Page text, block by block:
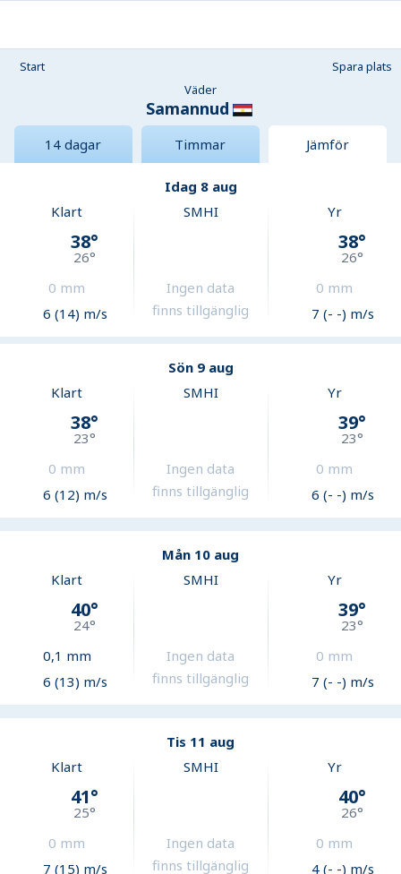
Start
Spara plats
Väder
Samannud
14 dagar Timmar Jämför
Idag 8 aug
Klart
38°
26°
0 mm
6 (14) m/s
SMHI
Ingen data
finns tillgänglig
Yr
38°
26°
0 mm
7 (- -) m/s
Sön 9 aug
Klart
38°
23°
0 mm
6 (12) m/s
SMHI
Ingen data
finns tillgänglig
Yr
39°
23°
0 mm
6 (- -) m/s
Mån 10 aug
Klart
40°
24°
0,1 mm
6 (13) m/s
SMHI
Ingen data
finns tillgänglig
Yr
39°
23°
0 mm
7 (- -) m/s
Tis 11 aug
Klart
41°
25°
0 mm
7 (15) m/s
SMHI
Ingen data
finns tillgänglig
Yr
40°
26°
0 mm
4 (- -) m/s